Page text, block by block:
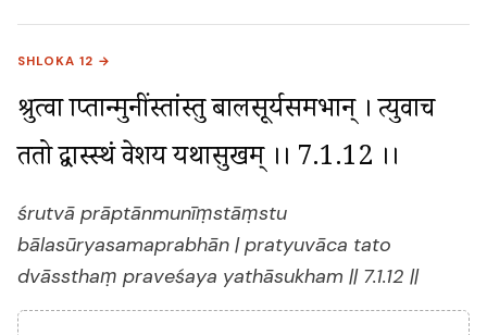
SHLOKA 12 →
श्रुत्वा प्राप्तान्मुनींस्तांस्तु बालसूर्यसमप्रभान् । प्रत्युवाच
ततो द्वास्स्थं प्रवेशय यथासुखम् ।। 7.1.12 ।।
śrutvā prāptānmunīṃstāṃstu
bālasūryasamaprabhān | pratyuvāca tato
dvāssthaṃ praveśaya yathāsukham || 7.1.12 ||